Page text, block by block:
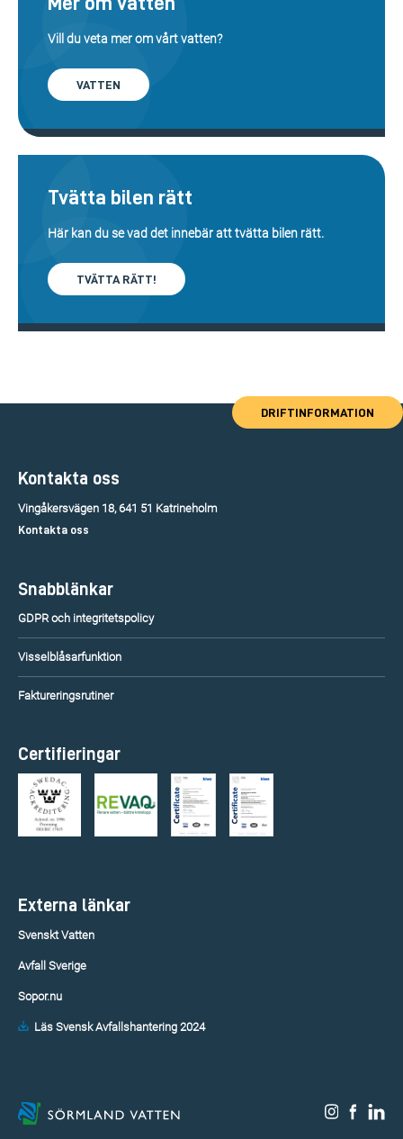
Vill du veta mer om vårt vatten?
VATTEN
Tvätta bilen rätt
Här kan du se vad det innebär att tvätta bilen rätt.
TVÄTTA RÄTT!
DRIFTINFORMATION
Kontakta oss
Vingåkersvägen 18, 641 51 Katrineholm
Kontakta oss
Snabblänkar
GDPR och integritetspolicy
Visselblåsarfunktion
Faktureringsrutiner
Certifieringar
Externa länkar
Svenskt Vatten
Avfall Sverige
Sopor.nu
Läs Svensk Avfallshantering 2024